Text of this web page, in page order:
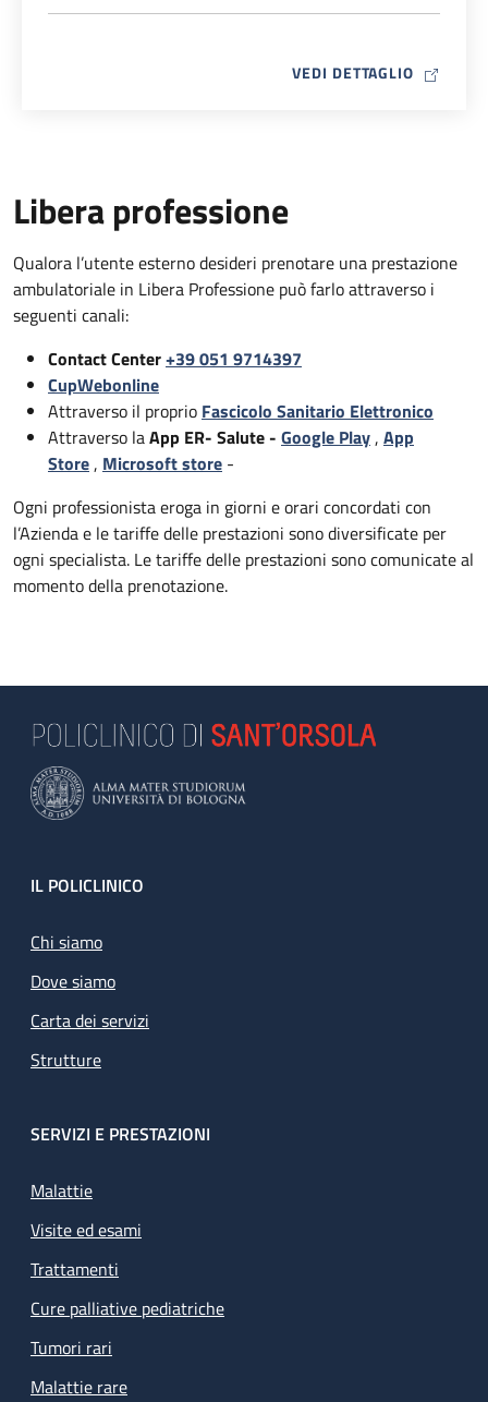
VEDI DETTAGLIO MAP ICON
Libera professione
Qualora l’utente esterno desideri prenotare una prestazione
ambulatoriale in Libera Professione può farlo attraverso i
seguenti canali:
Contact Center+39 051 9714397
CupWebonline
Attraverso il proprio Fascicolo Sanitario Elettronico
Attraverso laApp ER- Salute - Google Play, App
Store, Microsoft store -
Ogni professionista eroga in giorni e orari concordati con
l’Azienda e le tariffe delle prestazioni sono diversificate per
ogni specialista. Le tariffe delle prestazioni sono comunicate al
momento della prenotazione.
Footer
IL POLICLINICO
Chi siamo
Dove siamo
Carta dei servizi
Strutture
SERVIZI E PRESTAZIONI
Malattie
Visite ed esami
Trattamenti
Cure palliative pediatriche
Tumori rari
Malattie rare